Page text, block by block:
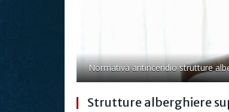
Normativa antincendio strutture
Strutture alberghiere